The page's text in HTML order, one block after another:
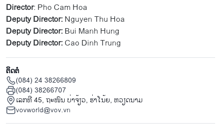
Director: Pho Cam Hoa
Deputy Director:Nguyen Thu Hoa
Deputy Director:Bui Manh Hung
Deputy Director:Cao Dinh Trung
ຕິດຕໍ່
(084) 24 38266809
(084) 38266707
ເລກທີ 45, ຖະໜົນ ບ່າ​ຈ້ຽວ, ຮ່າ​ໂນ້ຍ, ຫວຽດນາມ
vovworld@vov.vn